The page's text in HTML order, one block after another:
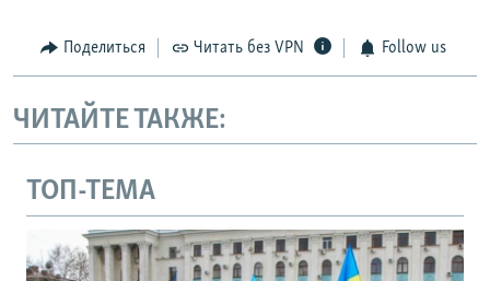
Поделиться Читать без VPN Follow us
ЧИТАЙТЕ ТАКЖЕ:
ТОП-ТЕМА